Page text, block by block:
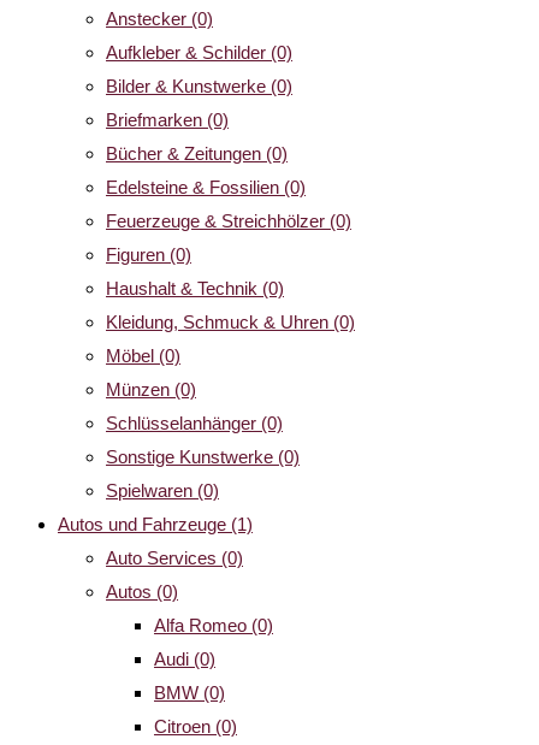
Anstecker (0)
Aufkleber & Schilder (0)
Bilder & Kunstwerke (0)
Briefmarken (0)
Bücher & Zeitungen (0)
Edelsteine & Fossilien (0)
Feuerzeuge & Streichhölzer (0)
Figuren (0)
Haushalt & Technik (0)
Kleidung, Schmuck & Uhren (0)
Möbel (0)
Münzen (0)
Schlüsselanhänger (0)
Sonstige Kunstwerke (0)
Spielwaren (0)
Autos und Fahrzeuge (1)
Auto Services (0)
Autos (0)
Alfa Romeo (0)
Audi (0)
BMW (0)
Citroen (0)